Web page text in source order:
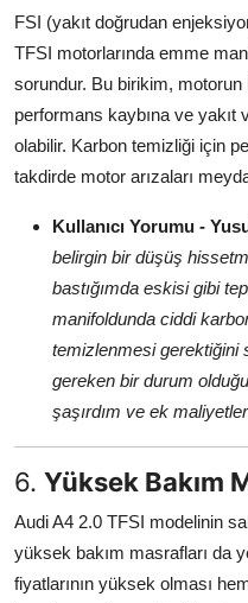
FSI (yakıt doğrudan
TFSI motorlarında emme
sorundur. Bu birikim, motorun
performans kaybına ve
olabilir. Karbon temizliği için
takdirde motor arızaları
Kullanıcı Yorumu -
belirgin bir düşüş
bastığımda eskisi gibi
manifoldunda ciddi
temizlenmesi gerektiğini
gereken bir durum
şaşırdım ve ek maliyetler
6. Yüksek Bakım
Audi A4 2.0 TFSI modelinin
yüksek bakım masrafları da
fiyatlarının yüksek olması